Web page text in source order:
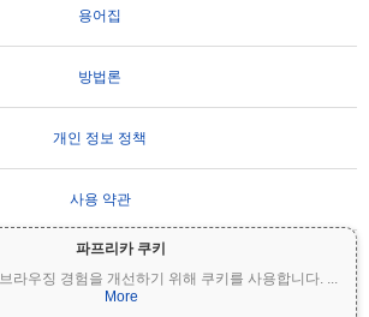
파프리카 쿠키
라우징 경험을 개선하기 위해 쿠키를 사용합니다. ...
More
용어집
방법론
개인 정보 정책
사용 약관
변동성이 매우 높으며 상당한 위험을 수반합니다. 투자금의
니다. Coinpaprika의 모든 정보는 정보 제공 목적으로만 제